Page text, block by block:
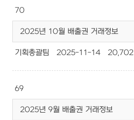
70
2025년 10월 배출권 거래정보
기획총괄팀 2025-11-14 20,702
69
2025년 9월 배출권 거래정보